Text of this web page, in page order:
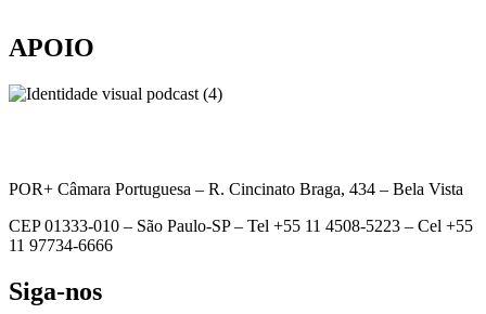
APOIO
POR+ Câmara Portuguesa – R. Cincinato Braga, 434 – Bela Vista
CEP 01333-010 – São Paulo-SP – Tel +55 11 4508-5223 – Cel +55
11 97734-6666
Siga-nos